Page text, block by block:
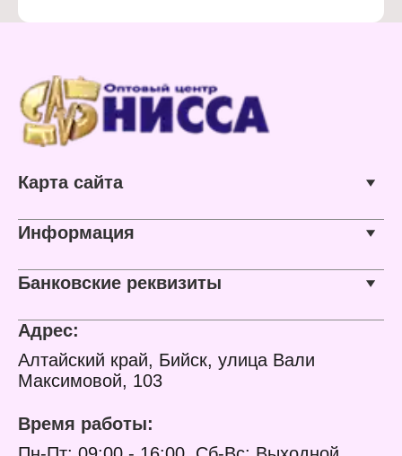
Карта сайта
Информация
Банковские реквизиты
Адрес:
Алтайский край, Бийск, улица Вали
Максимовой, 103
Время работы: